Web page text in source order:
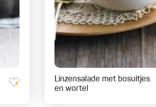
Linzensalade met bosuitjes
en wortel